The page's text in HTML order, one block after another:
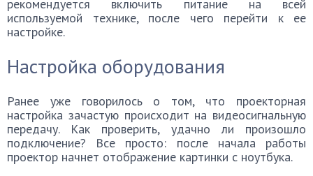
рекомендуется включить питание на всей
используемой технике, после чего перейти к ее
настройке.
Настройка оборудования
Ранее уже говорилось о том, что проекторная
настройка зачастую происходит на видеосигнальную
передачу. Как проверить, удачно ли произошло
подключение? Все просто: после начала работы
проектор начнет отображение картинки с ноутбука.